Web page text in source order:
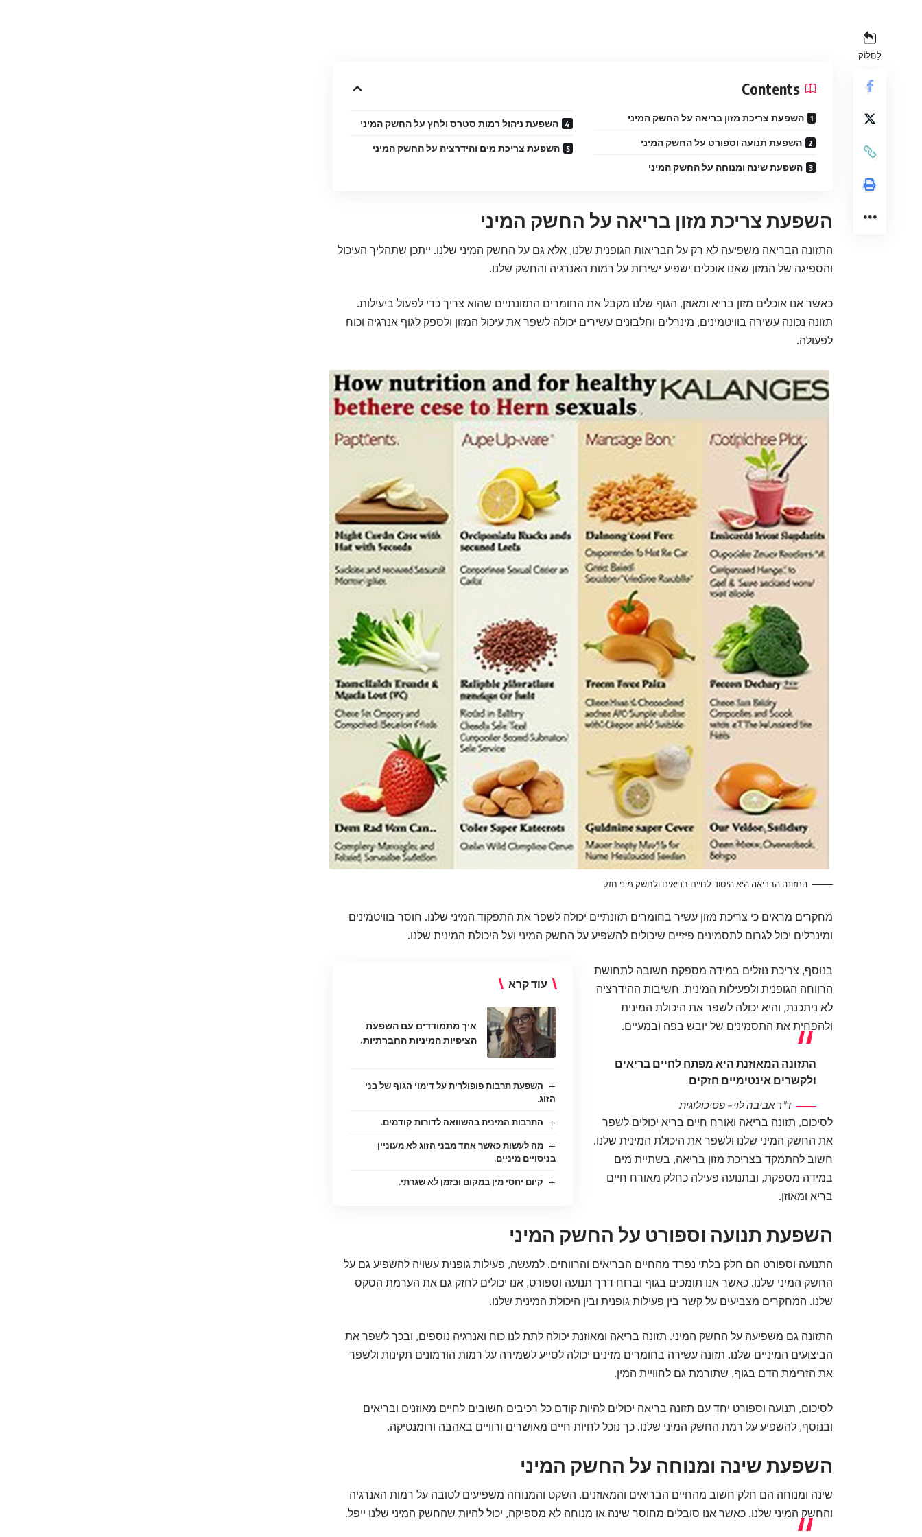
לַחֲלוֹק
Contents
השפעת צריכת מזון בריאה על החשק המיני
השפעת תנועה וספורט על החשק המיני
השפעת שינה ומנוחה על החשק המיני
השפעת ניהול רמות סטרס ולחץ על החשק המיני
השפעת צריכת מים והידרציה על החשק המיני
השפעת צריכת מזון בריאה על החשק המיני
התזונה הבריאה משפיעה לא רק על הבריאות הגופנית שלנו, אלא גם על החשק המיני שלנו. ייתכן שתהליך העיכול
והספיגה של המזון שאנו אוכלים ישפיע ישירות על רמות האנרגיה והחשק שלנו.
כאשר אנו אוכלים מזון בריא ומאוזן, הגוף שלנו מקבל את החומרים התזונתיים שהוא צריך כדי לפעול ביעילות.
תזונה נכונה עשירה בוויטמינים, מינרלים וחלבונים עשירים יכולה לשפר את עיכול המזון ולספק לגוף אנרגיה וכוח
לפעולה.
התזונה הבריאה היא היסוד לחיים בריאים ולחשק מיני חזק
מחקרים מראים כי צריכת מזון עשיר בחומרים תזונתיים יכולה לשפר את התפקוד המיני שלנו. חוסר בוויטמינים
ומינרלים יכול לגרום לתסמינים פיזיים שיכולים להשפיע על החשק המיני ועל היכולת המינית שלנו.
עוד קרא
איך מתמודדים עם השפעת
הציפיות המיניות החברתיות.
השפעת תרבות פופולרית על דימוי הגוף של בני
הזוג.
התרבות המינית בהשוואה לדורות קודמים.
מה לעשות כאשר אחד מבני הזוג לא מעוניין
בניסויים מיניים.
קיום יחסי מין במקום ובזמן לא שגרתי.
בנוסף, צריכת נוזלים במידה מספקת חשובה לתחושת
הרווחה הגופנית ולפעילות המינית. חשיבות ההידרציה
לא ניתכנת, והיא יכולה לשפר את היכולת המינית
ולהפחית את התסמינים של יובש בפה ובמעיים.
התזונה המאוזנת היא מפתח לחיים בריאים
ולקשרים אינטימיים חזקים
ד"ר אביבה לוי – פסיכולוגית
לסיכום, תזונה בריאה ואורח חיים בריא יכולים לשפר
את החשק המיני שלנו ולשפר את היכולת המינית שלנו.
חשוב להתמקד בצריכת מזון בריאה, בשתיית מים
במידה מספקת, ובתנועה פעילה כחלק מאורח חיים
בריא ומאוזן.
השפעת תנועה וספורט על החשק המיני
התנועה וספורט הם חלק בלתי נפרד מהחיים הבריאים והרווחים. למעשה, פעילות גופנית עשויה להשפיע גם על
החשק המיני שלנו. כאשר אנו תומכים בגוף וברוח דרך תנועה וספורט, אנו יכולים לחזק גם את הערמת הסקס
שלנו. המחקרים מצביעים על קשר בין פעילות גופנית ובין היכולת המינית שלנו.
התזונה גם משפיעה על החשק המיני. תזונה בריאה ומאוזנת יכולה לתת לנו כוח ואנרגיה נוספים, ובכך לשפר את
הביצועים המיניים שלנו. תזונה עשירה בחומרים מזינים יכולה לסייע לשמירה על רמות הורמונים תקינות ולשפר
את הזרימת הדם בגוף, שתורמת גם לחוויית המין.
לסיכום, תנועה וספורט יחד עם תזונה בריאה יכולים להיות קודם כל רכיבים חשובים לחיים מאוזנים ובריאים
ובנוסף, להשפיע על רמת החשק המיני שלנו. כך נוכל לחיות חיים מאושרים ורוויים באהבה ורומנטיקה.
השפעת שינה ומנוחה על החשק המיני
שינה ומנוחה הם חלק חשוב מהחיים הבריאים והמאוזנים. השקט והמנוחה משפיעים לטובה על רמות האנרגיה
והחשק המיני שלנו. כאשר אנו סובלים מחוסר שינה או מנוחה לא מספיקה, יכול להיות שהחשק המיני שלנו ייפל.